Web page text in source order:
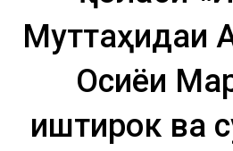
Муттаҳидаи
Осиёи
иштирок ва